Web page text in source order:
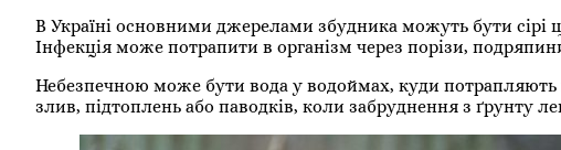
В Україні основними джерелами збудника можуть бути сірі
Інфекція може потрапити в організм через порізи,
Небезпечною може бути вода у водоймах, куди потрапляють
злив, підтоплень або паводків, коли забруднення з ґрунту